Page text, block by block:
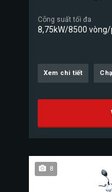
Công suất tối đa
8,75kW/8500
Xem chi tiết
8